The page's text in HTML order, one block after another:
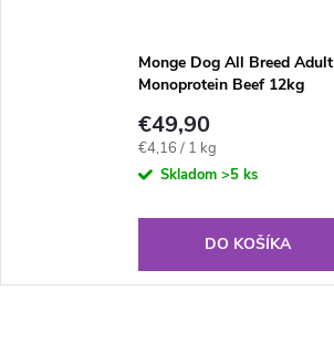
Monge Dog All Breed Adult
Monoprotein Beef 12kg
€49,90
Jednotková
cena:
€4,16 / 1 kg
Skladom >5 ks
DO KOŠÍKA